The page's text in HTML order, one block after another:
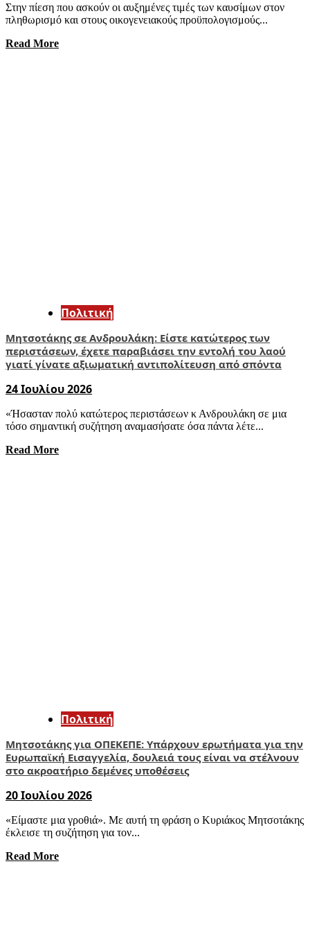
Στην πίεση που ασκούν οι αυξημένες τιμές των καυσίμων στον
πληθωρισμό και στους οικογενειακούς προϋπολογισμούς...
Read More
Πολιτική
Μητσοτάκης σε Ανδρουλάκη: Είστε κατώτερος των
περιστάσεων, έχετε παραβιάσει την εντολή του λαού
γιατί γίνατε αξιωματική αντιπολίτευση από σπόντα
24 Ιουλίου 2026
«Ήσασταν πολύ κατώτερος περιστάσεων κ Ανδρουλάκη σε μια
τόσο σημαντική συζήτηση αναμασήσατε όσα πάντα λέτε...
Read More
Πολιτική
Μητσοτάκης για ΟΠΕΚΕΠΕ: Υπάρχουν ερωτήματα για την
Ευρωπαϊκή Εισαγγελία, δουλειά τους είναι να στέλνουν
στο ακροατήριο δεμένες υποθέσεις
20 Ιουλίου 2026
«Είμαστε μια γροθιά». Με αυτή τη φράση ο Κυριάκος Μητσοτάκης
έκλεισε τη συζήτηση για τον...
Read More